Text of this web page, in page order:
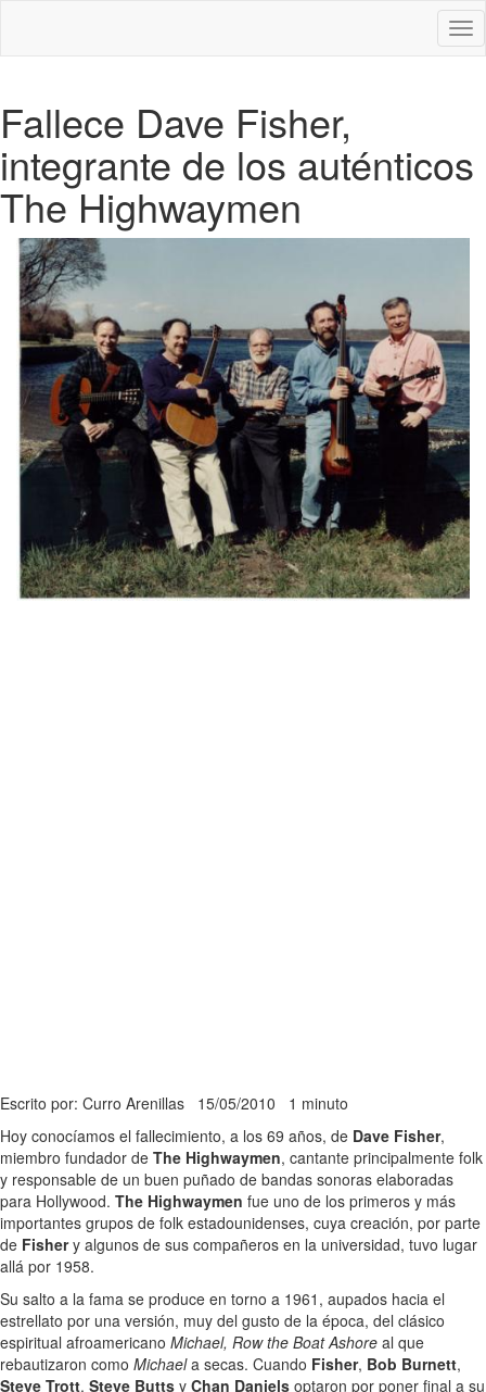
Fallece Dave Fisher,
integrante de los auténticos
The Highwaymen
Escrito por: Curro Arenillas 15/05/2010 1 minuto
Hoy conocíamos el fallecimiento, a los 69 años, de Dave Fisher,
miembro fundador de The Highwaymen, cantante principalmente folk
y responsable de un buen puñado de bandas sonoras elaboradas
para Hollywood. The Highwaymen fue uno de los primeros y más
importantes grupos de folk estadounidenses, cuya creación, por parte
de Fishery algunos de sus compañeros en la universidad, tuvo lugar
allá por 1958.
Su salto a la fama se produce en torno a 1961, aupados hacia el
estrellato por una versión, muy del gusto de la época, del clásico
espiritual afroamericano Michael, Row the Boat Ashore al que
rebautizaron como Michaela secas. Cuando Fisher, Bob Burnett,
Steve Trott, Steve Butts y Chan Daniels optaron por poner final a su